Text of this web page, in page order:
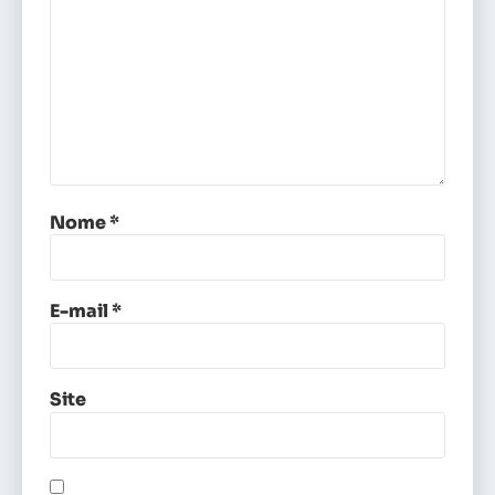
Nome*
E-mail*
Site